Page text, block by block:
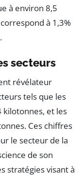
à environ 8,5
à 1,3%
secteurs
révélateur
tels que les
kilotonnes, et les
Ces chiffres
le secteur de la
de son
stratégies visant à